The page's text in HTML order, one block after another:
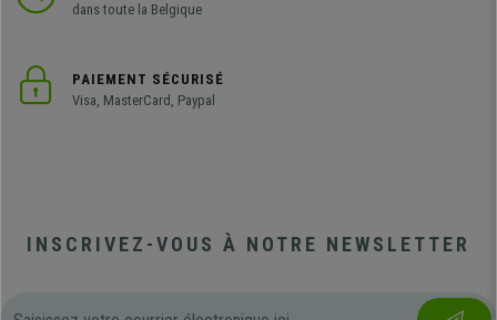
dans toute la Belgique
PAIEMENT SÉCURISÉ
Visa, MasterCard, Paypal
INSCRIVEZ-VOUS À NOTRE NEWSLETTER